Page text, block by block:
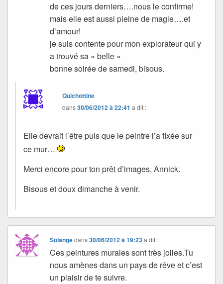
de ces jours derniers….nous le confirme!
mais elle est aussi pleine de magie….et
d’amour!
je suis contente pour mon explorateur qui y
a trouvé sa « belle »
bonne soirée de samedi, bisous.
Quichottine
dans30/06/2012 à 22:41 a dit :
Elle devrait l’être puis que le peintre l’a fixée sur
ce mur…
Merci encore pour ton prêt d’images, Annick.
Bisous et doux dimanche à venir.
Solangedans30/06/2012 à 19:23 a dit :
Ces peintures murales sont très jolies.Tu
nous amènes dans un pays de rêve et c’est
un plaisir de te suivre.